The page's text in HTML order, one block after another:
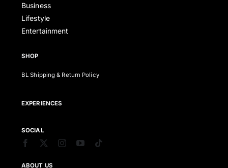
Business
Lifestyle
Entertainment
SHOP
BL Shipping & Return Policy
EXPERIENCES
SOCIAL
ABOUT US